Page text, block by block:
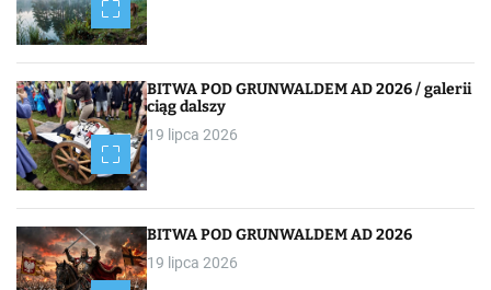
BITWA POD GRUNWALDEM AD 2026 / galerii
ciąg dalszy
19 lipca 2026
BITWA POD GRUNWALDEM AD 2026
19 lipca 2026